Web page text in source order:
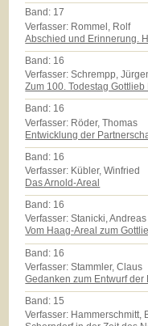
Band: 17
Verfasser: Rommel, Rolf
Abschied und Erinnerung.
Band: 16
Verfasser: Schrempp,
Zum 100. Todestag
Band: 16
Verfasser: Röder, Thomas
Entwicklung der
Band: 16
Verfasser: Kübler, Winfried
Das Arnold-Areal
Band: 16
Verfasser: Stanicki, Andreas
Vom Haag-Areal zum
Band: 16
Verfasser: Stammler, Claus
Gedanken zum Entwurf
Band: 15
Verfasser: Hammerschmitt,